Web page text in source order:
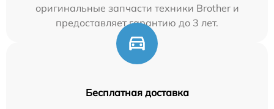
оригинальные запчасти техники Brother и
предоставляет гарантию до 3 лет.
Бесплатная доставка